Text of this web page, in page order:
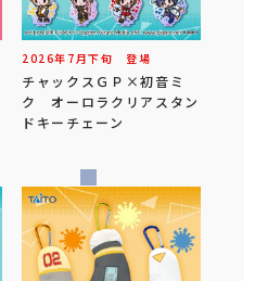
2026年 7 月下旬 登場
チャックスＧＰ×初音ミ
ク オーロラクリアスタン
ドキーチェーン